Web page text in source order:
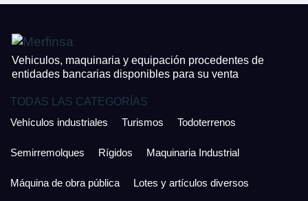
Vehiculos, maquinaria y equipación procedentes de
entidades bancarias disponibles para su venta
TODAS LAS CATEGORÍAS
Vehículos industriales
Turismos Todoterrenos
Semirremolques Rígidos Maquinaria Industrial
Máquina de obra pública Lotes y artículos diversos
Acepto la Política de Privacidad y las Condiciones de Uso.
continuación confirma que estás de acuerdo con ambas.